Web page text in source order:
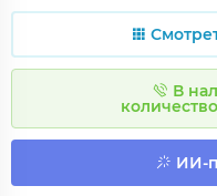
В
ИИ-